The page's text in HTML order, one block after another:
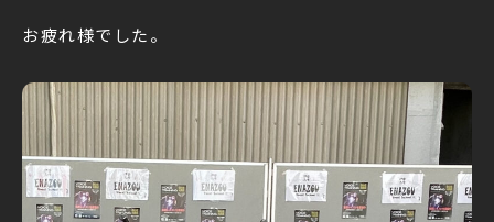
お疲れ様でした。